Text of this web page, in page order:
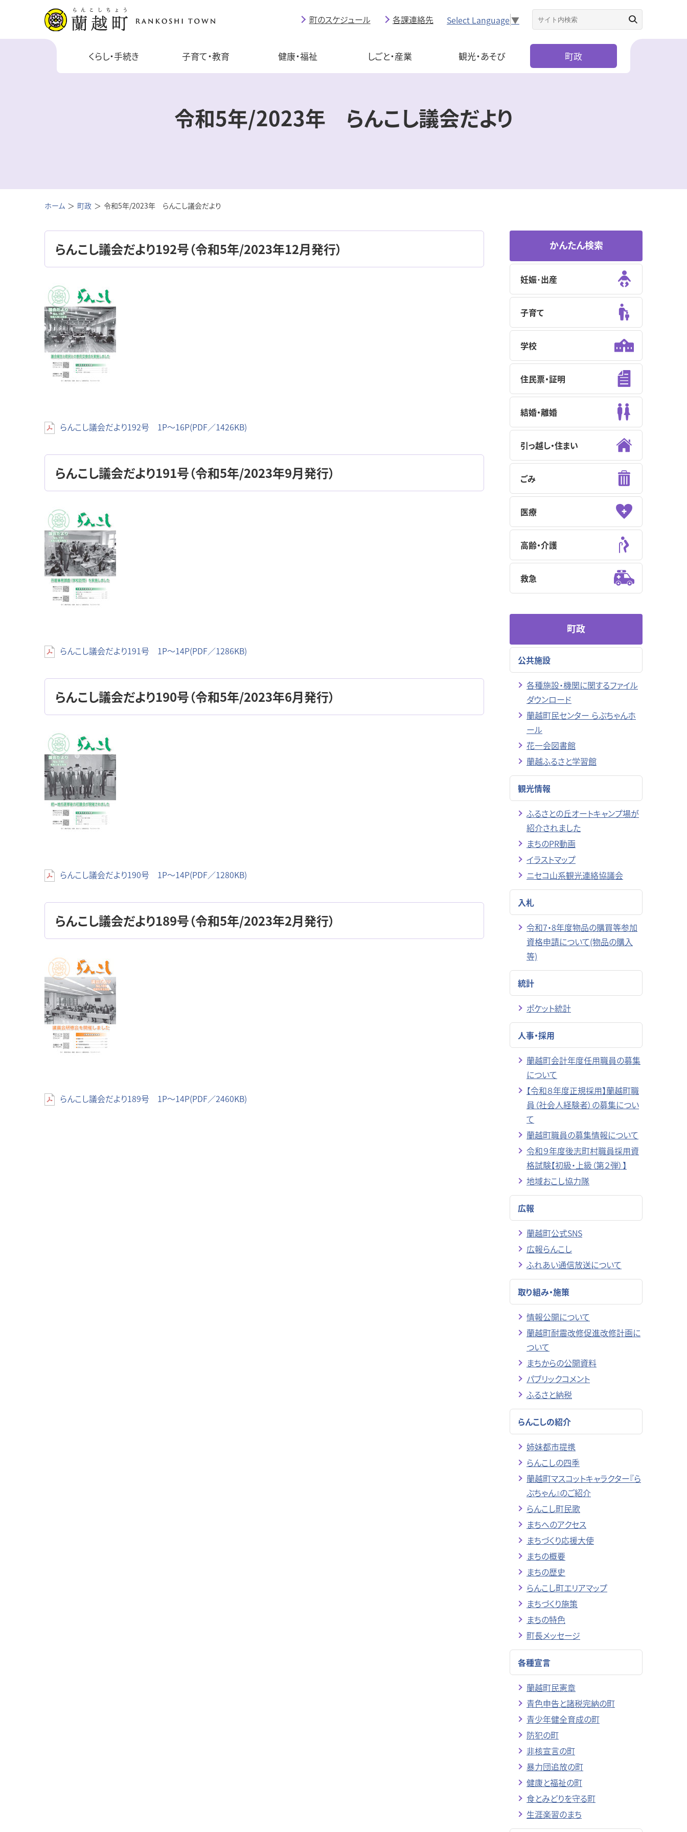
くらし・手続き 子育て・教育 健康・福祉 しごと・産業 観光・あそび 町政
町のスケジュール 各課連絡先 Select Language▼
令和5年/2023年 らんこし議会だより
ホーム 町政 令和5年/2023年 らんこし議会だより
らんこし議会だより192号（令和5年/2023年12月発行）
らんこし議会だより192号 1P～16P(PDF／1426KB)
らんこし議会だより191号（令和5年/2023年9月発行）
らんこし議会だより191号 1P～14P(PDF／1286KB)
らんこし議会だより190号（令和5年/2023年6月発行）
らんこし議会だより190号 1P～14P(PDF／1280KB)
らんこし議会だより189号（令和5年/2023年2月発行）
らんこし議会だより189号 1P～14P(PDF／2460KB)
かんたん検索
妊娠･出産
子育て
学校
住民票・証明
結婚・離婚
引っ越し・住まい
ごみ
医療
高齢・介護
救急
町政
公共施設
各種施設・機関に関するファイル
ダウンロード
蘭越町民センター らぶちゃんホ
ール
花一会図書館
蘭越ふるさと学習館
観光情報
ふるさとの丘オートキャンプ場が
紹介されました
まちのPR動画
イラストマップ
ニセコ山系観光連絡協議会
入札
令和7・8年度物品の購買等参加
資格申請について(物品の購入
等)
統計
ポケット統計
人事・採用
蘭越町会計年度任用職員の募集
について
【令和８年度正規採用】蘭越町職
員（社会人経験者）の募集につい
て
蘭越町職員の募集情報について
令和９年度後志町村職員採用資
格試験【初級・上級（第２弾）】
地域おこし協力隊
広報
蘭越町公式SNS
広報らんこし
ふれあい通信放送について
取り組み・施策
情報公開について
蘭越町耐震改修促進改修計画に
ついて
まちからの公開資料
パブリックコメント
ふるさと納税
らんこしの紹介
姉妹都市提携
らんこしの四季
蘭越町マスコットキャラクター『ら
ぶちゃん』のご紹介
らんこし町民歌
まちへのアクセス
まちづくり応援大使
まちの概要
まちの歴史
らんこし町エリアマップ
まちづくり施策
まちの特色
町長メッセージ
各種宣言
蘭越町民憲章
青色申告と諸税完納の町
青少年健全育成の町
防犯の町
非核宣言の町
暴力団追放の町
健康と福祉の町
食とみどりを守る町
生涯楽習のまち